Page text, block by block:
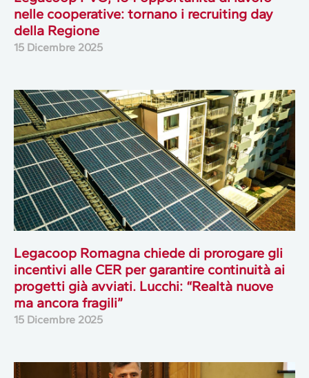
nelle cooperative: tornano i recruiting day
della Regione
15 Dicembre 2025
Legacoop Romagna chiede di prorogare gli
incentivi alle CER per garantire continuità ai
progetti già avviati. Lucchi: “Realtà nuove
ma ancora fragili”
15 Dicembre 2025